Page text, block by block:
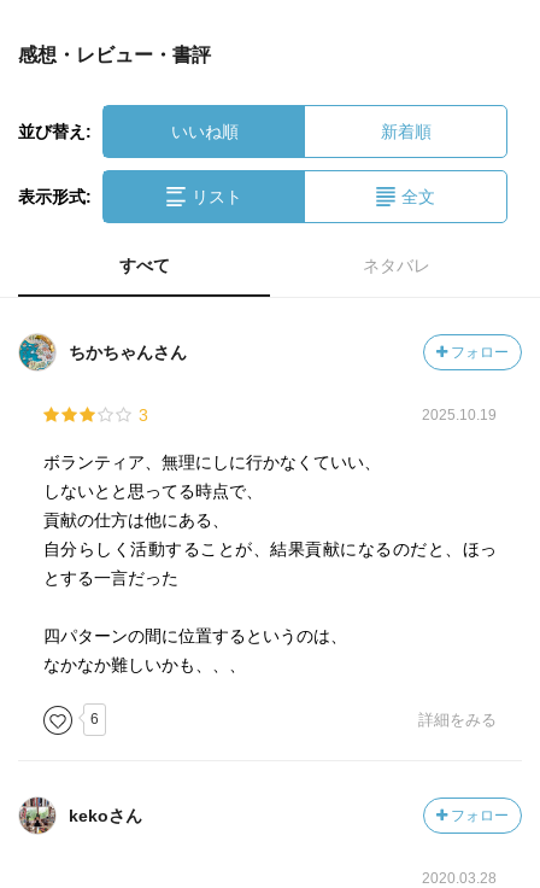
感想・レビュー・書評
並び替え: いいね順 新着順
表示形式: リスト 全文
すべて ネタバレ
ちかちゃんさん フォロー
3 2025.10.19
ボランティア、無理にしに行かなくていい、
しないとと思ってる時点で、
貢献の仕方は他にある、
自分らしく活動することが、結果貢献になるのだと、ほっ
とする一言だった
四パターンの間に位置するというのは、
なかなか難しいかも、、、
6 詳細をみる
kekoさん フォロー
2020.03.28